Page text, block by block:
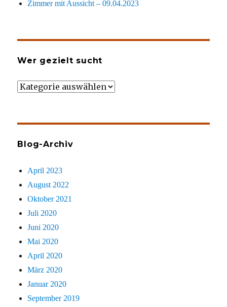
Zimmer mit Aussicht – 09.04.2023
Wer gezielt sucht
Wer
Blog-Archiv
April 2023
August 2022
Oktober 2021
Juli 2020
Juni 2020
Mai 2020
April 2020
März 2020
Januar 2020
September 2019